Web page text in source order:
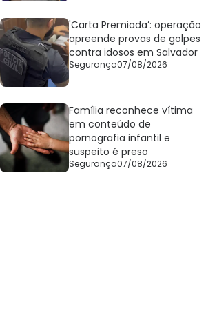
'Carta Premiada’: operação
apreende provas de golpes
contra idosos em Salvador
Segurança07/08/2026
Família reconhece vítima
em conteúdo de
pornografia infantil e
suspeito é preso
Segurança07/08/2026